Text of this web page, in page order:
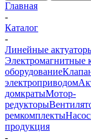
Главная
-
Каталог
-
Линейные
Электромагнитные
оборудование
электроприводом
домкратыМотор-
редукторы
ремкомплекты
продукция
-